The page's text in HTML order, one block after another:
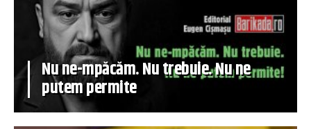
Nu ne-mpăcăm. Nu trebuie. Nu ne
putem permite